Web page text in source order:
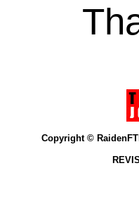
Copyright ©